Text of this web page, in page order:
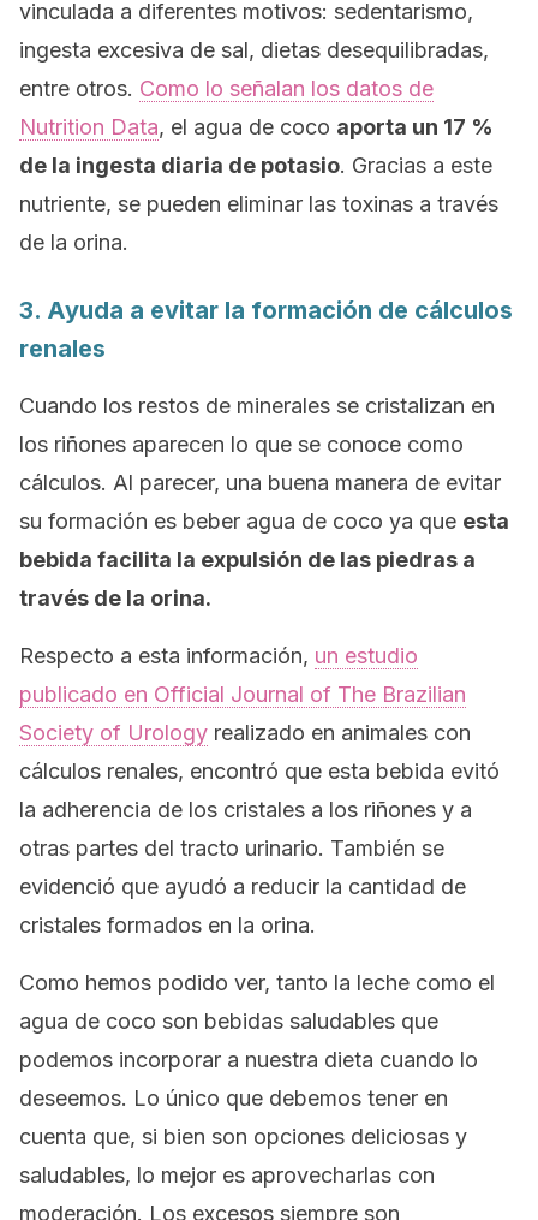
vinculada a diferentes motivos: sedentarismo,
ingesta excesiva de sal, dietas desequilibradas,
entre otros. Como lo señalan los datos de
Nutrition Data, el agua de coco aporta un 17 %
de la ingesta diaria de potasio. Gracias a este
nutriente, se pueden eliminar las toxinas a través
de la orina.
3. Ayuda a evitar la formación de cálculos
renales
Cuando los restos de minerales se cristalizan en
los riñones aparecen lo que se conoce como
cálculos. Al parecer, una buena manera de evitar
su formación es beber agua de coco ya que esta
bebida facilita la expulsión de las piedras a
través de la orina.
Respecto a esta información, un estudio
publicado en Official Journal of The Brazilian
Society of Urology realizado en animales con
cálculos renales, encontró que esta bebida evitó
la adherencia de los cristales a los riñones y a
otras partes del tracto urinario. También se
evidenció que ayudó a reducir la cantidad de
cristales formados en la orina.
Como hemos podido ver, tanto la leche como el
agua de coco son bebidas saludables que
podemos incorporar a nuestra dieta cuando lo
deseemos. Lo único que debemos tener en
cuenta que, si bien son opciones deliciosas y
saludables, lo mejor es aprovecharlas con
moderación. Los excesos siempre son